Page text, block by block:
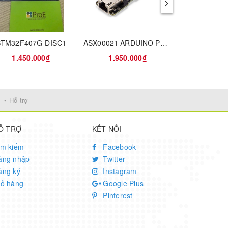
DISC1
1.450.000₫
ASX00021 ARDUINO PORTENTA VISION SHIELD
1.950.000₫
• Hỗ trợ
TRỢ
kiếm
nhập
ký
hàng
KẾT NỐI
Facebook
Twitter
Instagram
Google Plus
Pinterest